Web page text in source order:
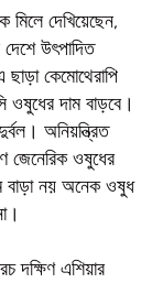
মিলে দেখিয়েছেন,
দেশে উৎপাদিত
কেমোথেরাপি
ওষুধের দাম বাড়বে।
অনিয়ন্ত্রিত
জেনেরিক ওষুধের
বাড়া নয় অনেক ওষুধ
দক্ষিণ এশিয়ার